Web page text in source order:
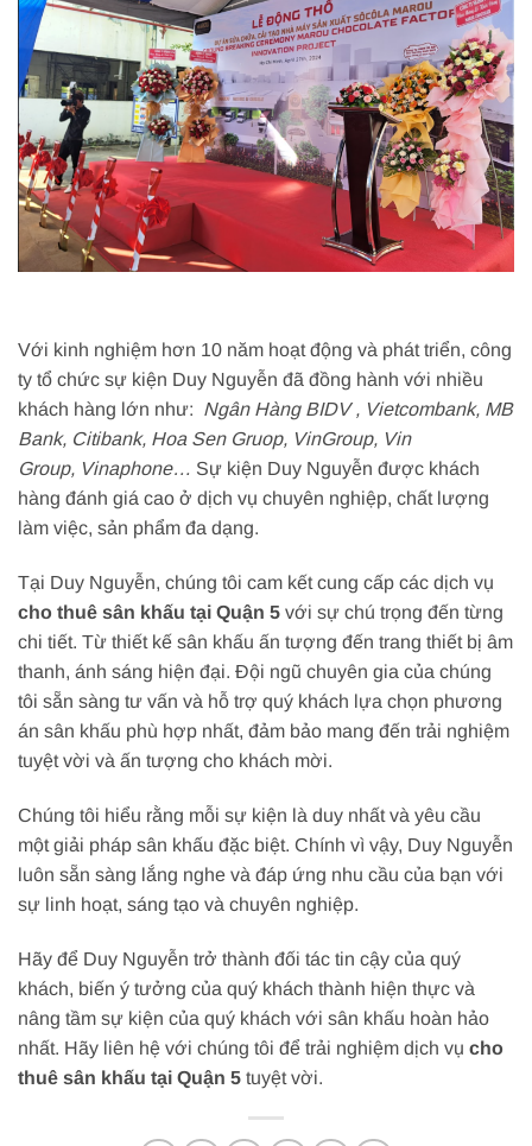
Với kinh nghiệm hơn 10 năm hoạt động và phát triển, công
ty tổ chức sự kiện Duy Nguyễn đã đồng hành với nhiều
khách hàng lớn như: Ngân Hàng BIDV , Vietcombank, MB
Bank, Citibank, Hoa Sen Gruop, VinGroup, Vin
Group, Vinaphone… Sự kiện Duy Nguyễn được khách
hàng đánh giá cao ở dịch vụ chuyên nghiệp, chất lượng
làm việc, sản phẩm đa dạng.
Tại Duy Nguyễn, chúng tôi cam kết cung cấp các dịch vụ
cho thuê sân khấu tại Quận 5 với sự chú trọng đến từng
chi tiết. Từ thiết kế sân khấu ấn tượng đến trang thiết bị âm
thanh, ánh sáng hiện đại. Đội ngũ chuyên gia của chúng
tôi sẵn sàng tư vấn và hỗ trợ quý khách lựa chọn phương
án sân khấu phù hợp nhất, đảm bảo mang đến trải nghiệm
tuyệt vời và ấn tượng cho khách mời.
Chúng tôi hiểu rằng mỗi sự kiện là duy nhất và yêu cầu
một giải pháp sân khấu đặc biệt. Chính vì vậy, Duy Nguyễn
luôn sẵn sàng lắng nghe và đáp ứng nhu cầu của bạn với
sự linh hoạt, sáng tạo và chuyên nghiệp.
Hãy để Duy Nguyễn trở thành đối tác tin cậy của quý
khách, biến ý tưởng của quý khách thành hiện thực và
nâng tầm sự kiện của quý khách với sân khấu hoàn hảo
nhất. Hãy liên hệ với chúng tôi để trải nghiệm dịch vụ cho
thuê sân khấu tại Quận 5 tuyệt vời.